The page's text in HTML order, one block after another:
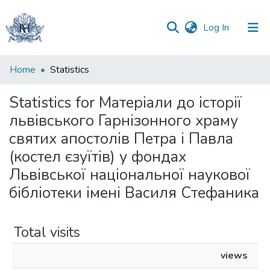
Log In (current)
Communities
Collections
All of DSpace
Home Statistics
Statistics for Матеріали до історії
львівського Гарнізонного храму
святих апостолів Петра і Павла
(костел єзуїтів) у фондах
Львівської національної наукової
бібліотеки імені Василя Стефаника
Total visits
views